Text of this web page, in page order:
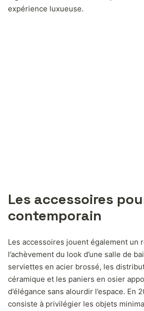
expérience luxueuse.
Les accessoires
contemporain
Les accessoires jouent également un
l’achèvement du look d’une salle de
serviettes en acier brossé, les
céramique et les paniers en osier
d’élégance sans alourdir l’espace. En
consiste à privilégier les objets